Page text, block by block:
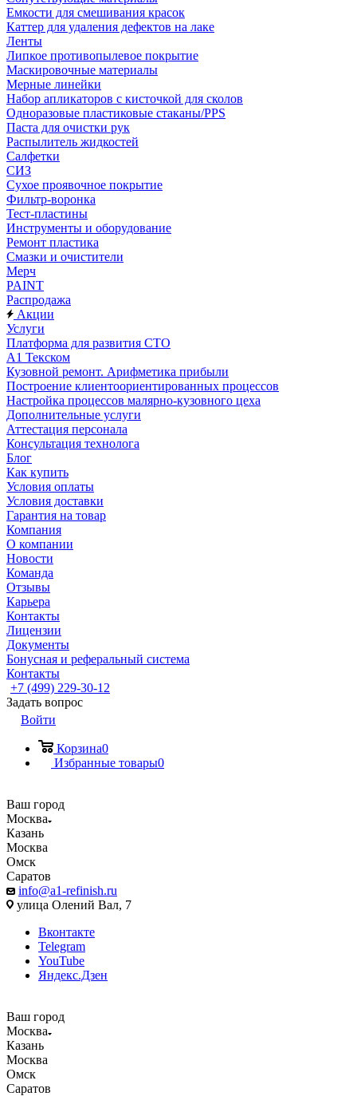
Емкости для смешивания красок
Каттер для удаления дефектов на лаке
Ленты
Липкое противопылевое покрытие
Маскировочные материалы
Мерные линейки
Набор апликаторов с кисточкой для сколов
Одноразовые пластиковые стаканы/PPS
Паста для очистки рук
Распылитель жидкостей
Салфетки
СИЗ
Сухое проявочное покрытие
Фильтр-воронка
Тест-пластины
Инструменты и оборудование
Ремонт пластика
Смазки и очистители
Мерч
PAINT
Распродажа
Акции
Услуги
Платформа для развития СТО
А1 Текском
Кузовной ремонт. Арифметика прибыли
Построение клиентоориентированных процессов
Настройка процессов малярно-кузовного цеха
Дополнительные услуги
Аттестация персонала
Консультация технолога
Блог
Как купить
Условия оплаты
Условия доставки
Гарантия на товар
Компания
О компании
Новости
Команда
Отзывы
Карьера
Контакты
Лицензии
Документы
Бонусная и реферальный система
Контакты
+7 (499) 229-30-12
Задать вопрос
Войти
Корзина0
Избранные товары0
Ваш город
Москва
Казань
Москва
Омск
Саратов
info@a1-refinish.ru
улица Олений Вал, 7
Вконтакте
Telegram
YouTube
Яндекс.Дзен
Ваш город
Москва
Казань
Москва
Омск
Саратов